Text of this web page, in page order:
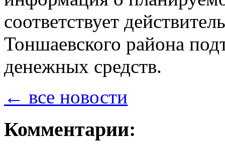
соответствует
Тоншаевского района
денежных средств.
← все новости
Комментарии: